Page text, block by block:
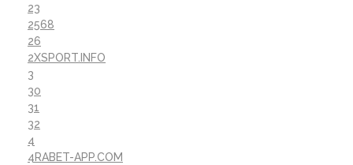
23
2568
26
2XSPORT.INFO
3
30
31
32
4
4RABET-APP.COM